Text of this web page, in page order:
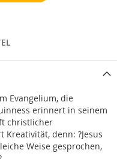
Evangelium, die
erinnert in seinem
christlicher
denn: ?Jesus
Weise gesprochen,